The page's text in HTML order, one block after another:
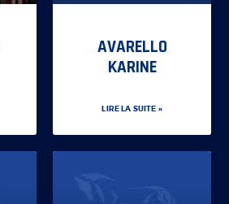
AVARELLO
KARINE
LIRE LA SUITE »